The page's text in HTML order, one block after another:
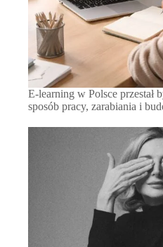
E-learning w Polsce przestał
sposób pracy, zarabiania i